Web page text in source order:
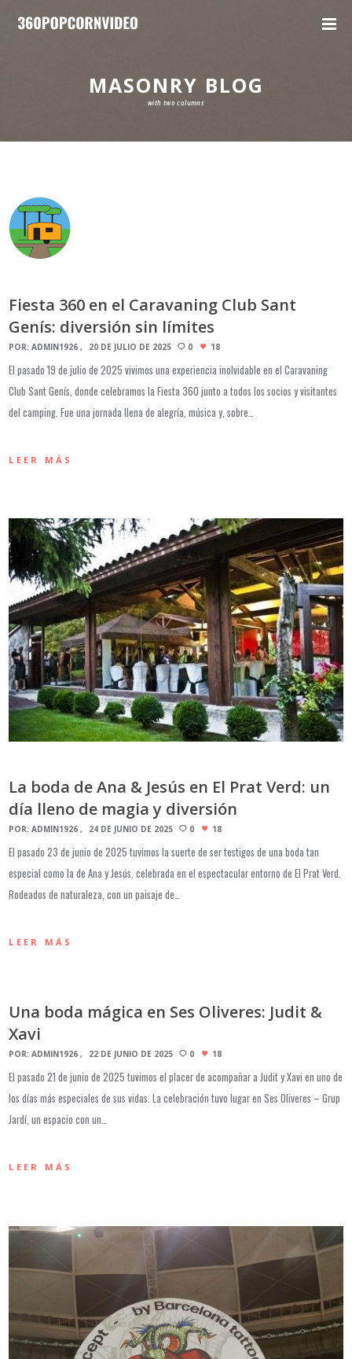
MASONRY BLOG
with two columns
Fiesta 360 en el Caravaning Club Sant
Genís: diversión sin límites
POR:ADMIN1926 20 DE JULIO DE 2025 0 18
El pasado 19 de julio de 2025 vivimos una experiencia inolvidable en el Caravaning
Club Sant Genís, donde celebramos la Fiesta 360 junto a todos los socios y visitantes
del camping. Fue una jornada llena de alegría, música y, sobre…
LEER MÁS
La boda de Ana & Jesús en El Prat Verd: un
día lleno de magia y diversión
POR:ADMIN1926 24 DE JUNIO DE 2025 0 18
El pasado 23 de junio de 2025 tuvimos la suerte de ser testigos de una boda tan
especial como la de Ana y Jesús, celebrada en el espectacular entorno de El Prat Verd.
Rodeados de naturaleza, con un paisaje de…
LEER MÁS
Una boda mágica en Ses Oliveres: Judit &
Xavi
POR:ADMIN1926 22 DE JUNIO DE 2025 0 18
El pasado 21 de junio de 2025 tuvimos el placer de acompañar a Judit y Xavi en uno de
los días más especiales de sus vidas. La celebración tuvo lugar en Ses Oliveres – Grup
Jardí, un espacio con un…
LEER MÁS